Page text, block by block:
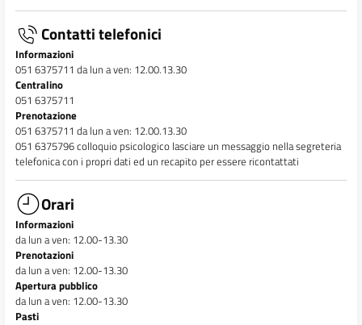
Contatti telefonici
Informazioni
051 6375711 da lun a ven: 12.00.13.30
Centralino
051 6375711
Prenotazione
051 6375711 da lun a ven: 12.00.13.30
051 6375796 colloquio psicologico lasciare un messaggio nella segreteria
telefonica con i propri dati ed un recapito per essere ricontattati
Orari
Informazioni
da lun a ven: 12.00-13.30
Prenotazioni
da lun a ven: 12.00-13.30
Apertura pubblico
da lun a ven: 12.00-13.30
Pasti